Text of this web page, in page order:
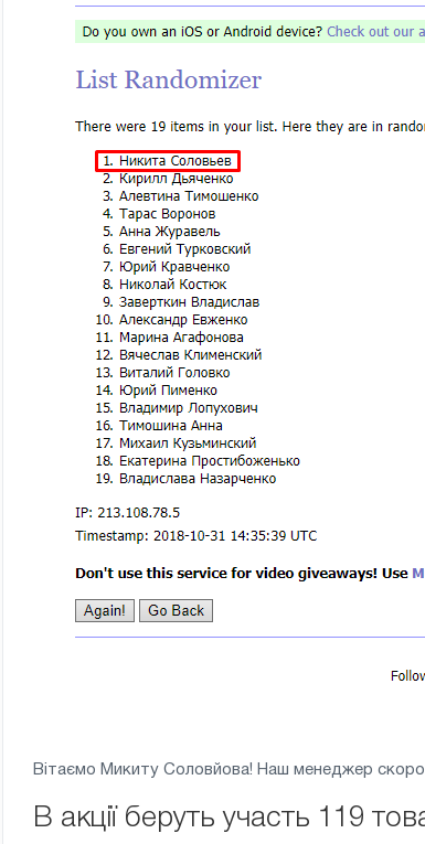
Вітаємо Микиту Соловйова! Наш менеджер
В акції беруть участь 119